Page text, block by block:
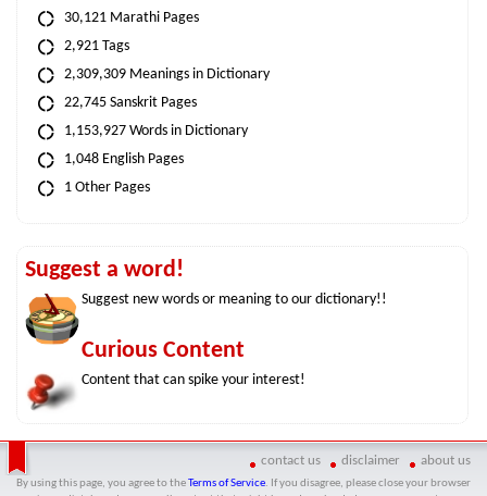
30,121 Marathi Pages
2,921 Tags
2,309,309 Meanings in Dictionary
22,745 Sanskrit Pages
1,153,927 Words in Dictionary
1,048 English Pages
1 Other Pages
Suggest a word!
Suggest new words or meaning to our dictionary!!
Curious Content
Content that can spike your interest!
contact us disclaimer about us
By using this page, you agree to the Terms of Service. If you disagree, please close your browser